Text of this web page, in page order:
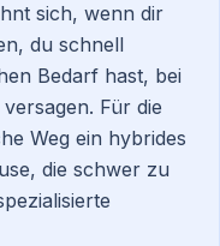
sich, wenn dir
du schnell
Bedarf hast, bei
Für die
Weg ein hybrides
die schwer zu